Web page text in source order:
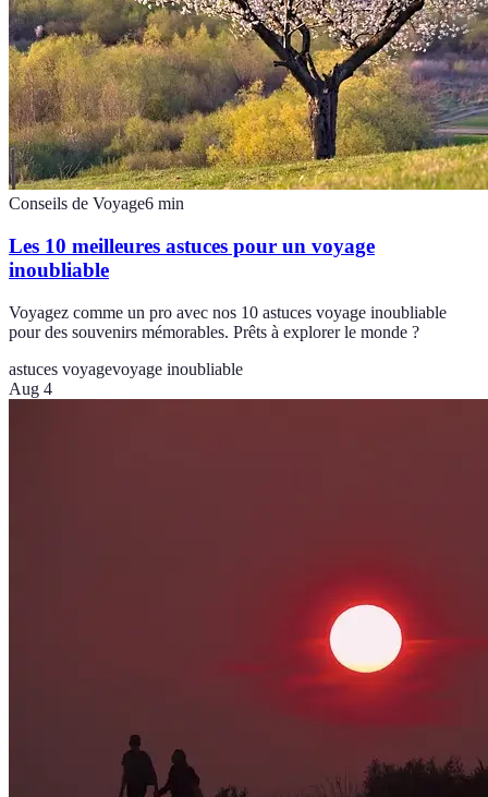
Conseils de Voyage6 min
Les 10 meilleures astuces pour un voyage
inoubliable
Voyagez comme un pro avec nos 10 astuces voyage inoubliable
pour des souvenirs mémorables. Prêts à explorer le monde ?
astuces voyagevoyage inoubliable
Aug 4